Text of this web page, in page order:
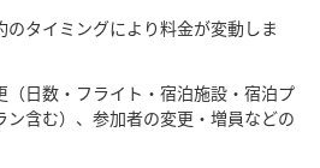
タイミングにより料金が変動しま
（日数・フライト・宿泊施設・宿泊プ
ン含む）、参加者の変更・増員などの